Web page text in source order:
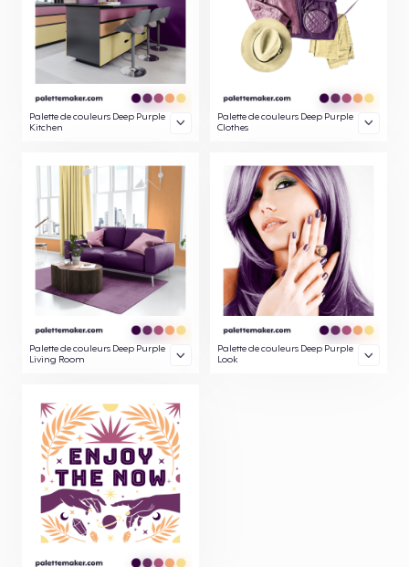
Palette de couleurs Deep Purple
Kitchen
Palette de couleurs Deep Purple
Clothes
Palette de couleurs Deep Purple
Living Room
Palette de couleurs Deep Purple
Look